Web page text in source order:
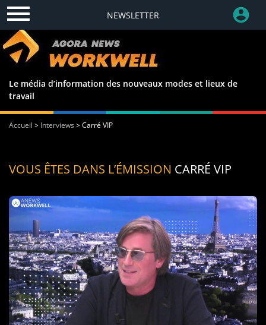
NEWSLETTER
Le média d’information des nouveaux modes et lieux de
travail
Accueil > Interviews>Carré VIP
VOUS ÊTES DANS L’ÉMISSION CARRÉ VIP